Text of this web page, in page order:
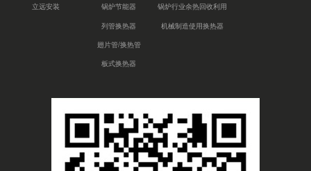
立远安装
锅炉节能器
列管换热器
翅片管/换热管
板式换热器
锅炉行业余热回收利用
机械制造使用换热器